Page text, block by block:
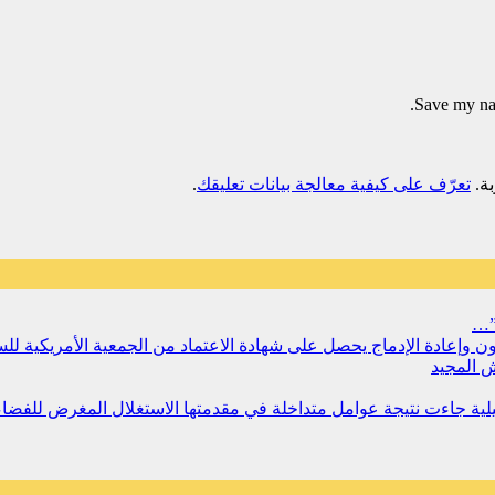
Save my
تعرّف على كيفية معالجة بيانات تعليقك.
وإعادة الإدماج يحصل على شهادة الاعتماد من الجمعية الأمريكية
المجيد
جاءت نتيجة عوامل متداخلة في مقدمتها الاستغلال المغرض